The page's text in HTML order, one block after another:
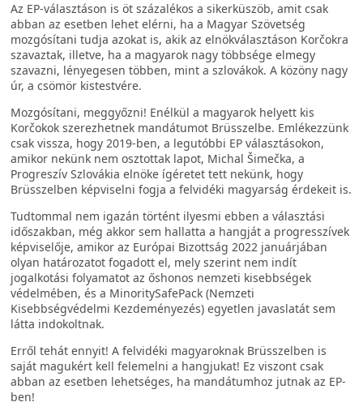
Az EP-választáson is öt százalékos a sikerküszöb, amit csak
abban az esetben lehet elérni, ha a Magyar Szövetség
mozgósítani tudja azokat is, akik az elnökválasztáson Korčokra
szavaztak, illetve, ha a magyarok nagy többsége elmegy
szavazni, lényegesen többen, mint a szlovákok. A közöny nagy
úr, a csömör kistestvére.
Mozgósítani, meggyőzni! Enélkül a magyarok helyett kis
Korčokok szerezhetnek mandátumot Brüsszelbe. Emlékezzünk
csak vissza, hogy 2019-ben, a legutóbbi EP választásokon,
amikor nekünk nem osztottak lapot, Michal Šimečka, a
Progreszív Szlovákia elnöke ígéretet tett nekünk, hogy
Brüsszelben képviselni fogja a felvidéki magyarság érdekeit is.
Tudtommal nem igazán történt ilyesmi ebben a választási
időszakban, még akkor sem hallatta a hangját a progresszívek
képviselője, amikor az Európai Bizottság 2022 januárjában
olyan határozatot fogadott el, mely szerint nem indít
jogalkotási folyamatot az őshonos nemzeti kisebbségek
védelmében, és a MinoritySafePack (Nemzeti
Kisebbségvédelmi Kezdeményezés) egyetlen javaslatát sem
látta indokoltnak.
Erről tehát ennyit! A felvidéki magyaroknak Brüsszelben is
saját magukért kell felemelni a hangjukat! Ez viszont csak
abban az esetben lehetséges, ha mandátumhoz jutnak az EP-
ben!